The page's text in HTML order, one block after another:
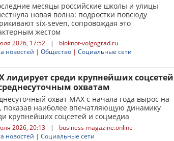
месяцы российские школы и улицы
новая волна: подростки повсюду
six-seven, сопровождая это
жестом
2026, 17:52 |
bloknot-volgograd.ru
новостей | Общество | Социальные сети
лидирует среди крупнейших соцсетей
охватам
охват MAX с начала года вырос на
показав наиболее впечатляющую динамику
крупнейших соцсетей и соцмедиа
2026, 20:13 |
business-magazine.online
новостей | Социальные сети